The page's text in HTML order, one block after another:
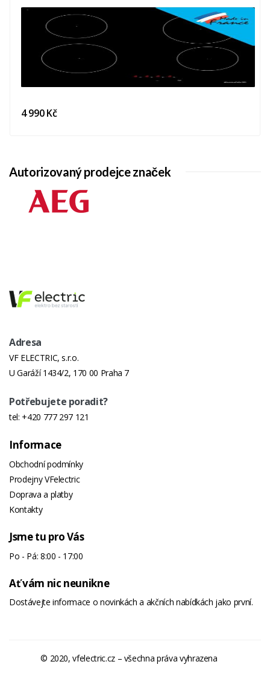
4 990 Kč
Autorizovaný prodejce značek
Adresa
VF ELECTRIC, s.r.o.
U Garáží 1434/2, 170 00 Praha 7
Potřebujete poradit?
tel: +420 777 297 121
Informace
Obchodní podmínky
Prodejny VFelectric
Doprava a platby
Kontakty
Jsme tu pro Vás
Po - Pá: 8:00 - 17:00
Ať vám nic neunikne
Dostávejte informace o novinkách a akčních nabídkách jako první.
© 2020, vfelectric.cz – všechna práva vyhrazena